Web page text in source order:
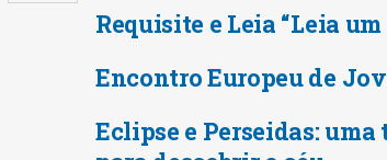
Requisite e Leia “Leia
Encontro Europeu de
Eclipse e Perseidas: